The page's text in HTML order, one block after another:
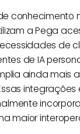
a Pega
de
de IA
ainda mais
maior